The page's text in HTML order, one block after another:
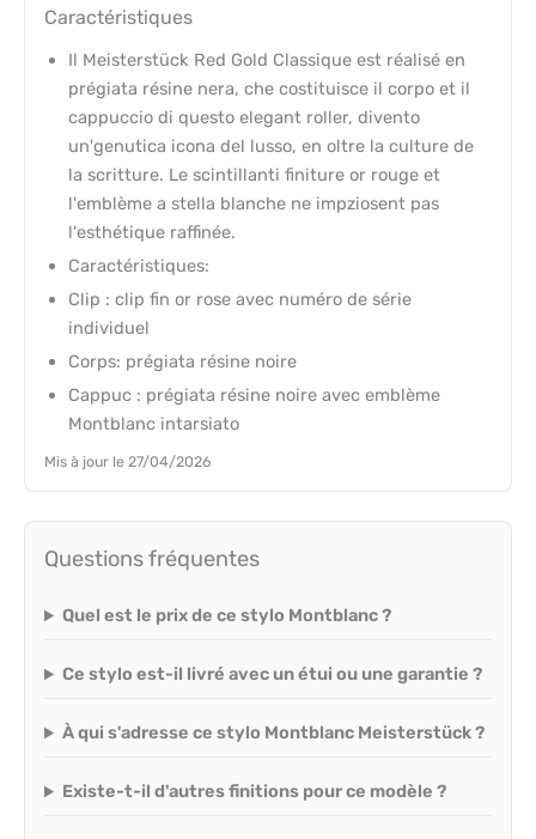
Caractéristiques
Il Meisterstück Red Gold Classique est réalisé en
prégiata résine nera, che costituisce il corpo et il
cappuccio di questo elegant roller, divento
un'genutica icona del lusso, en oltre la culture de
la scritture. Le scintillanti finiture or rouge et
l'emblème a stella blanche ne impziosent pas
l'esthétique raffinée.
Caractéristiques:
Clip : clip fin or rose avec numéro de série
individuel
Corps: prégiata résine noire
Cappuc : prégiata résine noire avec emblème
Montblanc intarsiato
Mis à jour le 27/04/2026
Questions fréquentes
Quel est le prix de ce stylo Montblanc ?
Ce stylo est-il livré avec un étui ou une garantie ?
À qui s'adresse ce stylo Montblanc Meisterstück ?
Existe-t-il d'autres finitions pour ce modèle ?